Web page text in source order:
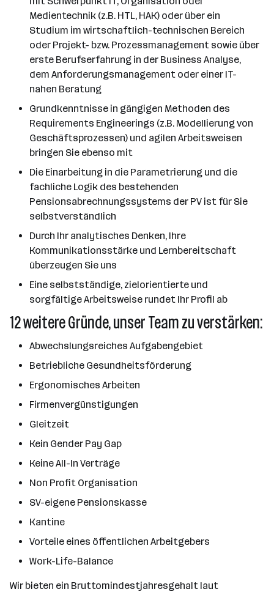
Medientechnik (z.B. HTL, HAK) oder über ein
Studium im wirtschaftlich-technischen Bereich
oder Projekt- bzw. Prozessmanagement sowie über
erste Berufserfahrung in der Business Analyse,
dem Anforderungsmanagement oder einer IT-
nahen Beratung
Grundkenntnisse in gängigen Methoden des
Requirements Engineerings (z.B. Modellierung von
Geschäftsprozessen) und agilen Arbeitsweisen
bringen Sie ebenso mit
Die Einarbeitung in die Parametrierung und die
fachliche Logik des bestehenden
Pensionsabrechnungssystems der PV ist für Sie
selbstverständlich
Durch Ihr analytisches Denken, Ihre
Kommunikationsstärke und Lernbereitschaft
überzeugen Sie uns
Eine selbstständige, zielorientierte und
sorgfältige Arbeitsweise rundet Ihr Profil ab
12 weitere Gründe, unser Team zu verstärken:
Abwechslungsreiches Aufgabengebiet
Betriebliche Gesundheitsförderung
Ergonomisches Arbeiten
Firmenvergünstigungen
Gleitzeit
Kein Gender Pay Gap
Keine All-In Verträge
Non Profit Organisation
SV-eigene Pensionskasse
Kantine
Vorteile eines öffentlichen Arbeitgebers
Work-Life-Balance
Wir bieten ein Bruttomindestjahresgehalt laut